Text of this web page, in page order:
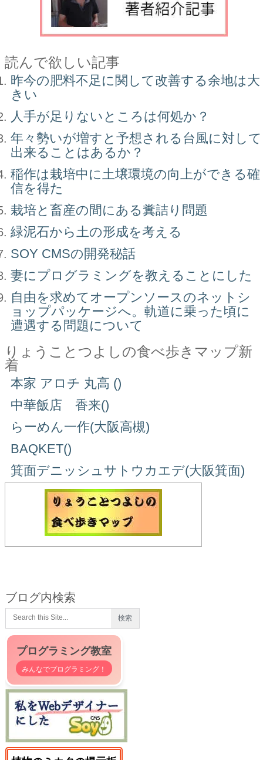
読んで欲しい記事
昨今の肥料不足に関して改善する余地は大
きい
人手が足りないところは何処か？
年々勢いが増すと予想される台風に対して
出来ることはあるか？
稲作は栽培中に土壌環境の向上ができる確
信を得た
栽培と畜産の間にある糞詰り問題
緑泥石から土の形成を考える
SOY CMSの開発秘話
妻にプログラミングを教えることにした
自由を求めてオープンソースのネットシ
ョップパッケージへ。軌道に乗った頃に
遭遇する問題について
りょうことつよしの食べ歩きマップ新
着
本家 アロチ 丸高 ()
中華飯店 香来()
らーめん一作(大阪高槻)
BAQKET()
箕面デニッシュサトウカエデ(大阪箕面)
ブログ内検索
プログラミング教室
みんなでプログラミング！